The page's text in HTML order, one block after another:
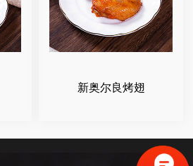
新奥尔良烤翅